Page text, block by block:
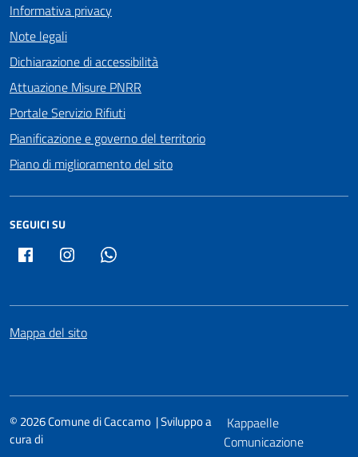
Informativa privacy
Note legali
Dichiarazione di accessibilità
Attuazione Misure PNRR
Portale Servizio Rifiuti
Pianificazione e governo del territorio
Piano di miglioramento del sito
SEGUICI SU
Facebook Instagram
Mappa del sito
© 2026 Comune di Caccamo | Sviluppo a
cura di
Kappaelle
Comunicazione